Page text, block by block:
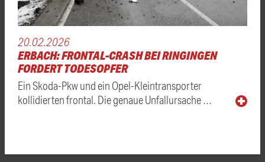
20.02.2026
ERBACH: FRONTAL-CRASH BEI RINGINGEN
FORDERT TODESOPFER
Ein Skoda-Pkw und ein Opel-Kleintransporter
kollidierten frontal. Die genaue Unfallursache …